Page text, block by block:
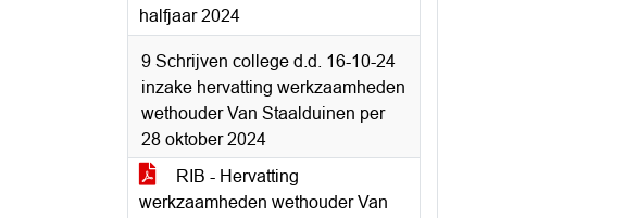
halfjaar 2024
9 Schrijven college d.d. 16-10-24
inzake hervatting werkzaamheden
wethouder Van Staalduinen per
28 oktober 2024
RIB - Hervatting
werkzaamheden wethouder Van